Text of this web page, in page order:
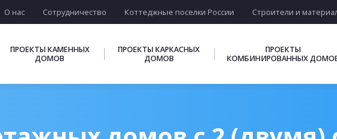
О нас Сотрудничество Коттеджные поселки России Строители и
ПРОЕКТЫ КАМЕННЫХ
ДОМОВ
ПРОЕКТЫ КАРКАСНЫХ
ДОМОВ
ПРОЕКТЫ
КОМБИНИРОВАННЫХ